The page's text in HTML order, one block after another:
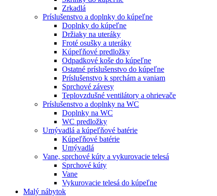
Zrkadlá
Príslušenstvo a doplnky do kúpeľne
Doplnky do kúpeľne
Držiaky na uteráky
Froté osušky a uteráky
Kúpeľňové predložky
Odpadkové koše do kúpeľne
Ostatné príslušenstvo do kúpeľne
Príslušenstvo k sprchám a vaniam
Sprchové závesy
Teplovzdušné ventilátory a ohrievače
Príslušenstvo a doplnky na WC
Doplnky na WC
WC predložky
Umývadlá a kúpeľňové batérie
Kúpeľňové batérie
Umývadlá
Vane, sprchové kúty a vykurovacie telesá
Sprchové kúty
Vane
Vykurovacie telesá do kúpeľne
Malý nábytok